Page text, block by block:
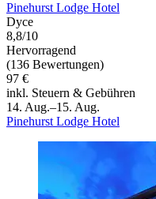
Pinehurst Lodge Hotel
Dyce
8,8/10
Hervorragend
(136 Bewertungen)
97 €
inkl. Steuern & Gebühren
14. Aug.–15. Aug.
Pinehurst Lodge Hotel